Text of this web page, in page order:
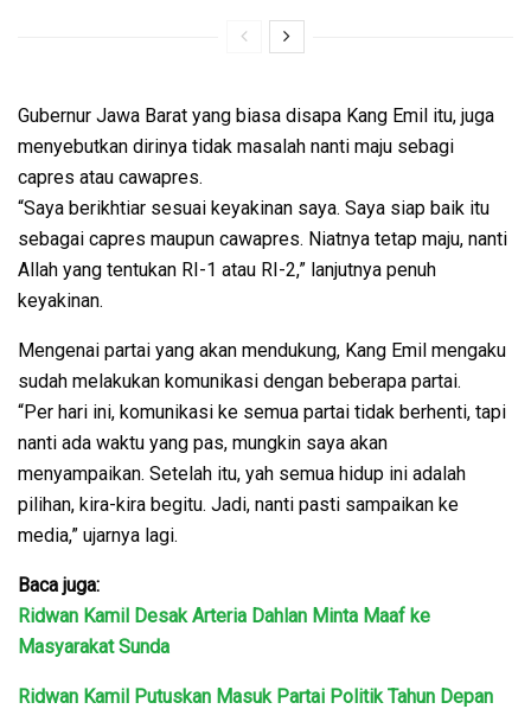
Gubernur Jawa Barat yang biasa disapa Kang Emil itu, juga
menyebutkan dirinya tidak masalah nanti maju sebagi
capres atau cawapres.
“Saya berikhtiar sesuai keyakinan saya. Saya siap baik itu
sebagai capres maupun cawapres. Niatnya tetap maju, nanti
Allah yang tentukan RI-1 atau RI-2,” lanjutnya penuh
keyakinan.
Mengenai partai yang akan mendukung, Kang Emil mengaku
sudah melakukan komunikasi dengan beberapa partai.
“Per hari ini, komunikasi ke semua partai tidak berhenti, tapi
nanti ada waktu yang pas, mungkin saya akan
menyampaikan. Setelah itu, yah semua hidup ini adalah
pilihan, kira-kira begitu. Jadi, nanti pasti sampaikan ke
media,” ujarnya lagi.
Baca juga:
Ridwan Kamil Desak Arteria Dahlan Minta Maaf ke
Masyarakat Sunda
Ridwan Kamil Putuskan Masuk Partai Politik Tahun Depan